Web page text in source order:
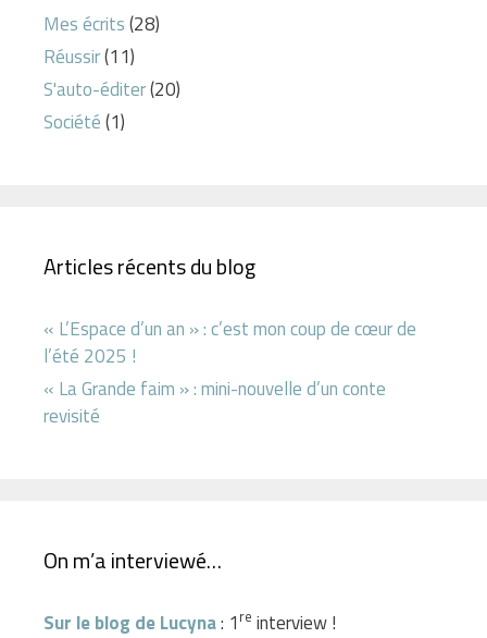
Mes écrits(28)
Réussir(11)
S'auto-éditer(20)
Société(1)
Articles récents du blog
« L’Espace d’un an » : c’est mon coup de cœur de
l’été 2025 !
« La Grande faim » : mini-nouvelle d’un conte
revisité
On m’a interviewé…
Sur le blog de Lucyna: 1 re interview !